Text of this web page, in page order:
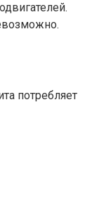
потребляет